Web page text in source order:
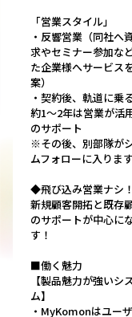
「営業スタイル」
・反響営業（同社へ
求やセミナー参加な
た企業様へサービス
案）
・契約後、軌道に乗
約1～2年は営業が活
のサポート
※その後、別部隊が
ムフォローに入ります
◆飛び込み営業ナシ！
新規顧客開拓と既存
のサポートが中心に
す！
■働く魅力
【製品魅力が強いシ
ム】
・MyKomonはユー